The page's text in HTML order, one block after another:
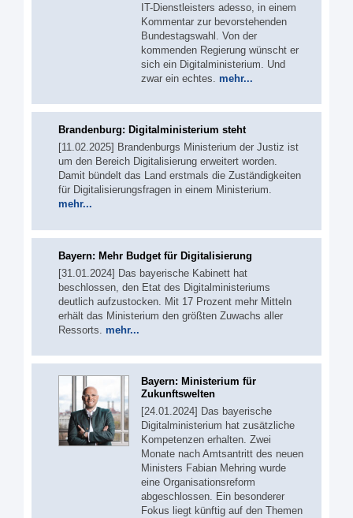
IT-Dienstleisters adesso, in einem
Kommentar zur bevorstehenden
Bundestagswahl. Von der
kommenden Regierung wünscht er
sich ein Digitalministerium. Und
zwar ein echtes. mehr...
Brandenburg: Digitalministerium steht
[11.02.2025] Brandenburgs Ministerium der Justiz ist
um den Bereich Digitalisierung erweitert worden.
Damit bündelt das Land erstmals die Zuständigkeiten
für Digitalisierungsfragen in einem Ministerium.
mehr...
Bayern: Mehr Budget für Digitalisierung
[31.01.2024] Das bayerische Kabinett hat
beschlossen, den Etat des Digitalministeriums
deutlich aufzustocken. Mit 17 Prozent mehr Mitteln
erhält das Ministerium den größten Zuwachs aller
Ressorts. mehr...
Bayern: Ministerium für
Zukunftswelten
[24.01.2024] Das bayerische
Digitalministerium hat zusätzliche
Kompetenzen erhalten. Zwei
Monate nach Amtsantritt des neuen
Ministers Fabian Mehring wurde
eine Organisationsreform
abgeschlossen. Ein besonderer
Fokus liegt künftig auf den Themen